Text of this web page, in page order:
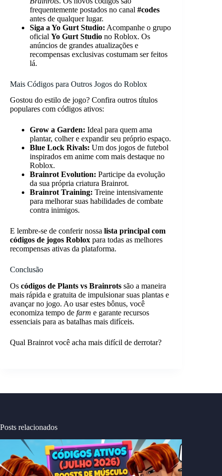
frequentemente postados no canal #codes
antes de qualquer lugar.
Siga a Yo Gurt Studio: Acompanhe o grupo
oficial Yo Gurt Studio no Roblox. Os
anúncios de grandes atualizações e
recompensas exclusivas costumam ser feitos
lá.
Mais Códigos para Outros Jogos do Roblox
Gostou do estilo de jogo? Confira outros títulos
populares com códigos ativos:
Grow a Garden: Ideal para quem ama
plantar, colher e expandir seu próprio espaço.
Blue Lock Rivals: Um dos jogos de futebol
inspirados em anime com mais destaque no
Roblox.
Brainrot Evolution: Participe da evolução
da sua própria criatura Brainrot.
Brainrot Training: Treine intensivamente
para melhorar suas habilidades de combate
contra inimigos.
E lembre-se de conferir nossa lista principal com
códigos de jogos Roblox para todas as melhores
recompensas ativas da plataforma.
Conclusão
Os códigos de Plants vs Brainrots são a maneira
mais rápida e gratuita de impulsionar suas plantas e
avançar no jogo. Ao usar estes bônus, você
economiza tempo de farm e garante recursos
essenciais para as batalhas mais difíceis.
Qual Brainrot você acha mais difícil de derrotar?
Posts relacionados